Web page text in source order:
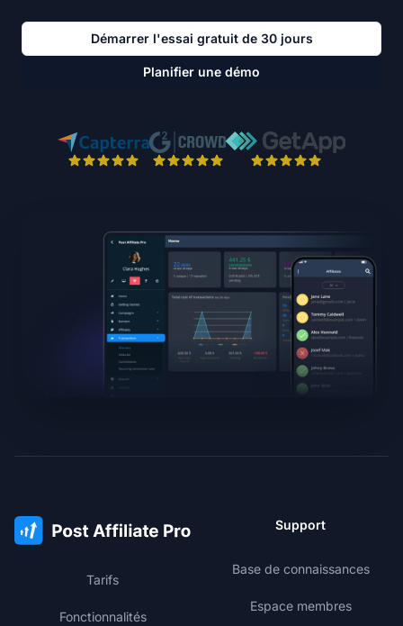
Démarrer l'essai gratuit de 30 jours
Planifier une démo
Tarifs
Fonctionnalités
Support
Base de connaissances
Espace membres